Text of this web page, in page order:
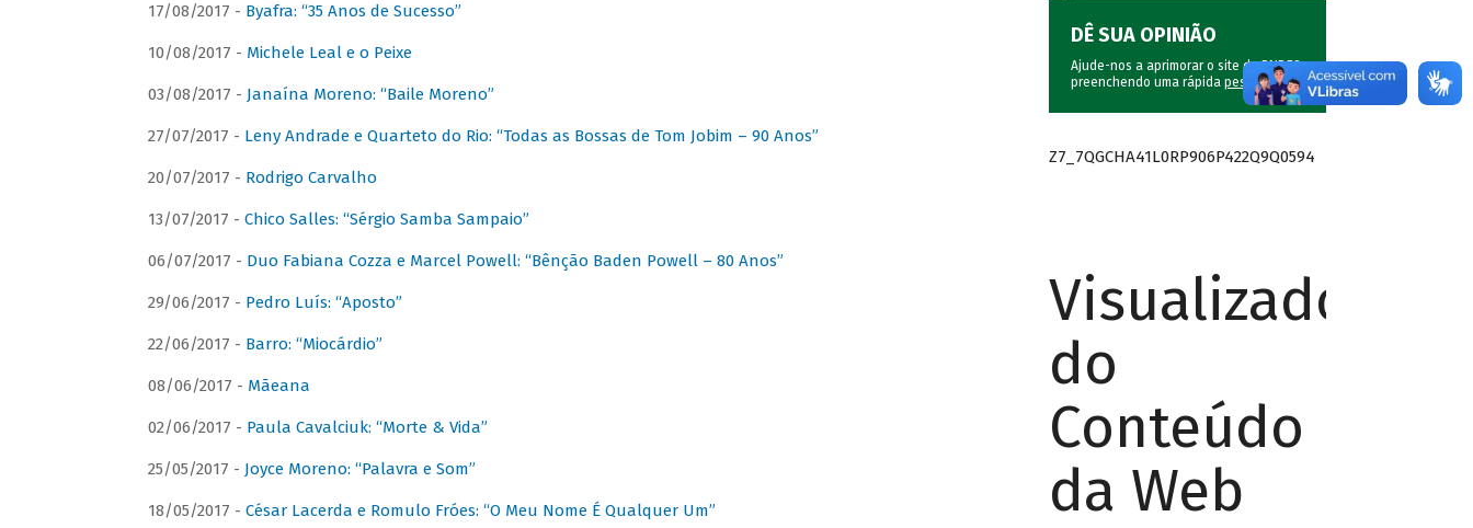
17/08/2017 - Byafra: “35 Anos de Sucesso”
10/08/2017 - Michele Leal e o Peixe
03/08/2017 - Janaína Moreno: “Baile Moreno”
27/07/2017 - Leny Andrade e Quarteto do Rio: “Todas as Bossas de Tom Jobim – 90 Anos”
20/07/2017 - Rodrigo Carvalho
13/07/2017 - Chico Salles: “Sérgio Samba Sampaio”
06/07/2017 - Duo Fabiana Cozza e Marcel Powell: “Bênção Baden Powell – 80 Anos”
29/06/2017 - Pedro Luís: “Aposto”
22/06/2017 - Barro: “Miocárdio”
08/06/2017 - Mãeana
02/06/2017 - Paula Cavalciuk: “Morte & Vida”
25/05/2017 - Joyce Moreno: “Palavra e Som”
18/05/2017 - César Lacerda e Romulo Fróes: “O Meu Nome É Qualquer Um”
DÊ SUA OPINIÃO
Ajude-nos a aprimorar o site do BNDES
preenchendo uma rápida pesquisa.
Z7_7QGCHA41L0RP906P422Q9Q0594
Visualizador
do
Conteúdo
da Web